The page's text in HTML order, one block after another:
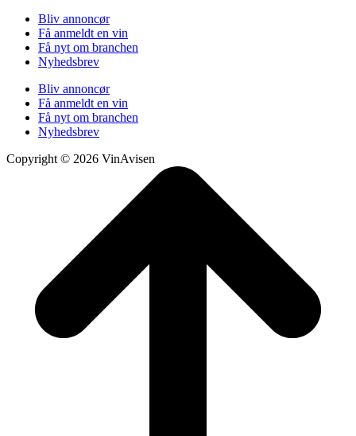
Bliv annoncør
Få anmeldt en vin
Få nyt om branchen
Nyhedsbrev
Bliv annoncør
Få anmeldt en vin
Få nyt om branchen
Nyhedsbrev
Copyright © 2026 VinAvisen